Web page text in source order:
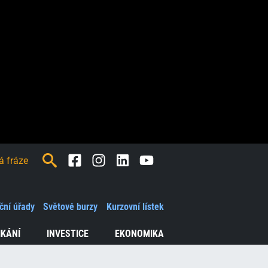
INVESTICE EKONOMIKA
úřady Světové burzy Kurzovní lístek
FacebookInstagramLinkedInYoutube